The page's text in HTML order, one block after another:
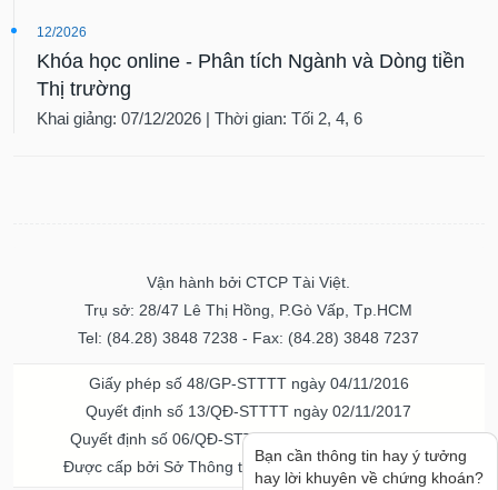
12/2026
Khóa học online - Phân tích Ngành và Dòng tiền
Thị trường
Khai giảng: 07/12/2026 | Thời gian: Tối 2, 4, 6
Vận hành bởi CTCP Tài Việt.
Trụ sở: 28/47 Lê Thị Hồng, P.Gò Vấp, Tp.HCM
Tel: (84.28) 3848 7238 - Fax: (84.28) 3848 7237
Giấy phép số 48/GP-STTTT ngày 04/11/2016
Quyết định số 13/QĐ-STTTT ngày 02/11/2017
Quyết định số 06/QĐ-STTTT-ICP ngày 20/07/2023
Được cấp bởi Sở Thông tin và Truyền thông TPHCM
Bạn cần thông tin hay ý tưởng
hay lời khuyên về chứng khoán?